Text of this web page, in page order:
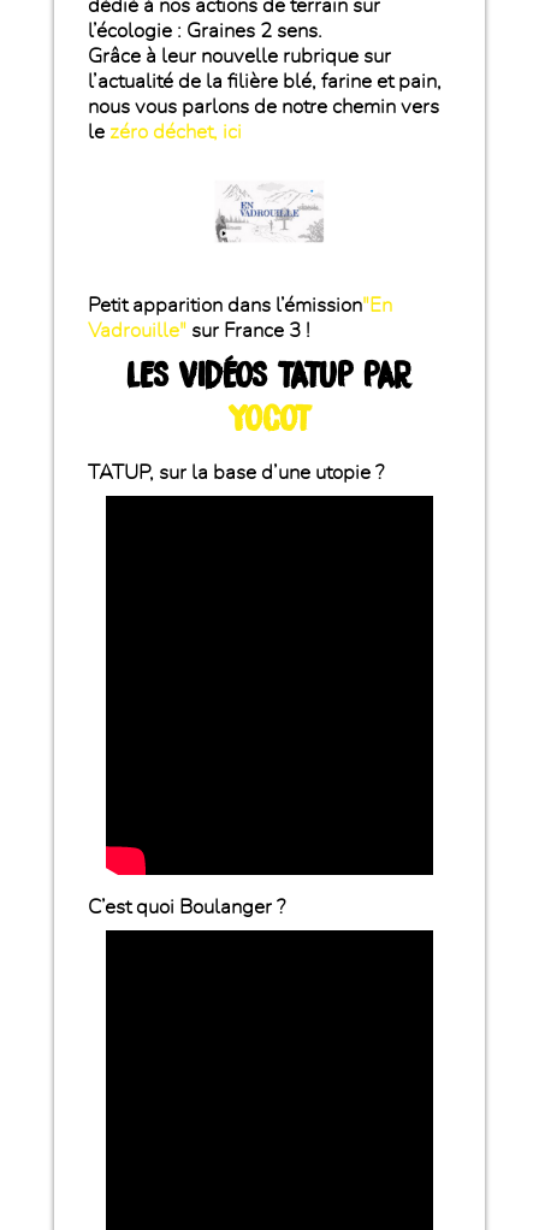
dédié à nos actions de terrain sur
l’écologie : Graines 2 sens.
Grâce à leur nouvelle rubrique sur
l’actualité de la filière blé, farine et pain,
nous vous parlons de notre chemin vers
le zéro déchet, ici
Petit apparition dans l’émission"En
Vadrouille"sur France 3 !
LES VIDÉOS TATUP PAR
YOCOT
TATUP, sur la base d’une utopie ?
C’est quoi Boulanger ?